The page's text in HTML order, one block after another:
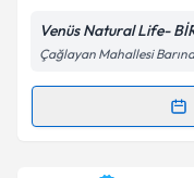
Venüs Natural Life-
Çağlayan Mahallesi
Randevu